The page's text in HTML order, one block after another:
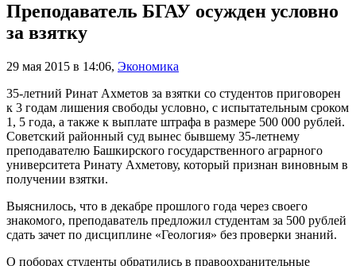
Преподаватель БГАУ осужден условно
за взятку
29 мая 2015 в 14:06, Экономика
35-летний Ринат Ахметов за взятки со студентов приговорен
к 3 годам лишения свободы условно, с испытательным сроком
1, 5 года, а также к выплате штрафа в размере 500 000 рублей.
Советский районный суд вынес бывшему 35-летнему
преподавателю Башкирского государственного аграрного
университета Ринату Ахметову, который признан виновным в
получении взятки.
Выяснилось, что в декабре прошлого года через своего
знакомого, преподаватель предложил студентам за 500 рублей
сдать зачет по дисциплине «Геология» без проверки знаний.
О поборах студенты обратились в правоохранительные